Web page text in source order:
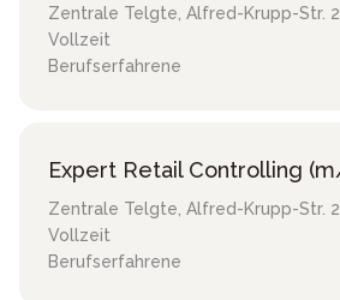
Zentrale Telgte, Alfred-Krupp-Str.
Vollzeit
Berufserfahrene
Expert Retail Controlling
Zentrale Telgte, Alfred-Krupp-Str.
Vollzeit
Berufserfahrene